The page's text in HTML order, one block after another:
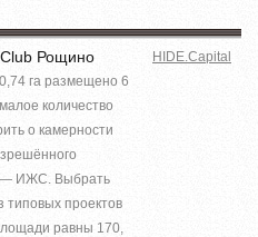
Рощино
га размещено 6
количество
о камерности
— ИЖС. Выбрать
типовых проектов
равны 170,
HIDE.Capital